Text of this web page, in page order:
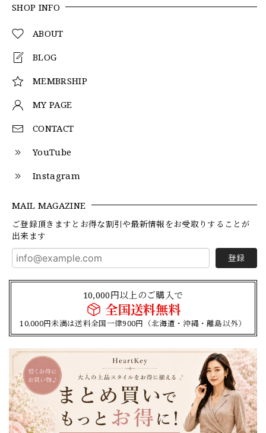
SHOP INFO
ABOUT
BLOG
MEMBRSHIP
MY PAGE
CONTACT
YouTube
Instagram
MAIL MAGAZINE
ご登録頂きますとお得な割引や最新情報をお受取りすることが
出来ます
登録
10,000円以上のご購入で
全国送料無料
10,000円未満は送料全国一律900円（北海道・沖縄・離島以外）